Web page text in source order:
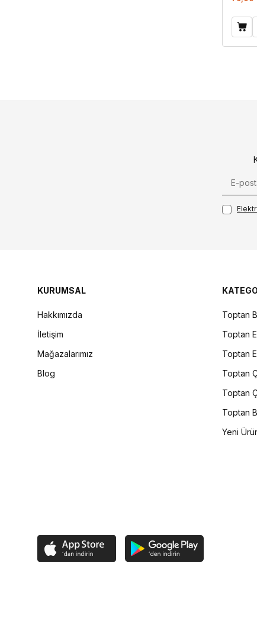
KURUMSAL
Hakkımızda
İletişim
Mağazalarımız
Blog
Toptan
Toptan
Toptan
Toptan
Toptan
Toptan
Yeni